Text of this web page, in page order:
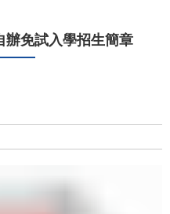
辦免試入學招生簡章